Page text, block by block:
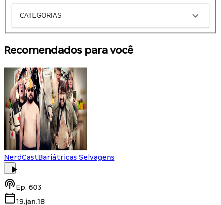
CATEGORIAS
Recomendados para você
NerdCastBariátricas Selvagens
Ep. 603
19.jan.18